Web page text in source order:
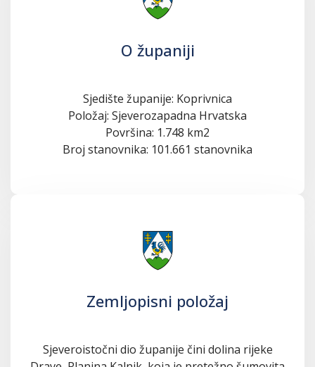
O županiji
Sjedište županije: Koprivnica
Položaj: Sjeverozapadna Hrvatska
Površina: 1.748 km2
Broj stanovnika: 101.661 stanovnika
Zemljopisni položaj
Sjeveroistočni dio županije čini dolina rijeke